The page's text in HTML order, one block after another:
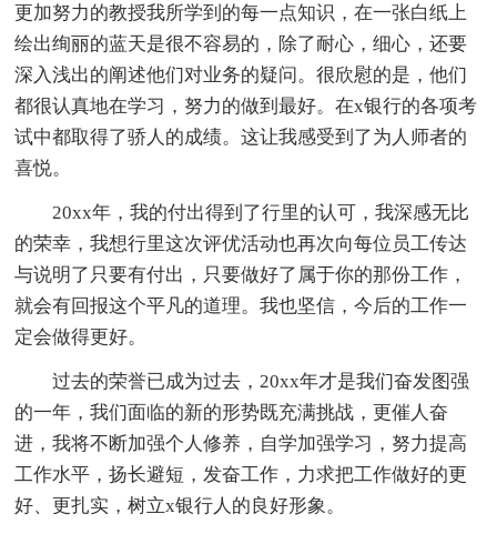
更加努力的教授我所学到的每一点知识，在一张白纸上
绘出绚丽的蓝天是很不容易的，除了耐心，细心，还要
深入浅出的阐述他们对业务的疑问。很欣慰的是，他们
都很认真地在学习，努力的做到最好。在x银行的各项考
试中都取得了骄人的成绩。这让我感受到了为人师者的
喜悦。
20xx年，我的付出得到了行里的认可，我深感无比
的荣幸，我想行里这次评优活动也再次向每位员工传达
与说明了只要有付出，只要做好了属于你的那份工作，
就会有回报这个平凡的道理。我也坚信，今后的工作一
定会做得更好。
过去的荣誉已成为过去，20xx年才是我们奋发图强
的一年，我们面临的新的形势既充满挑战，更催人奋
进，我将不断加强个人修养，自学加强学习，努力提高
工作水平，扬长避短，发奋工作，力求把工作做好的更
好、更扎实，树立x银行人的良好形象。